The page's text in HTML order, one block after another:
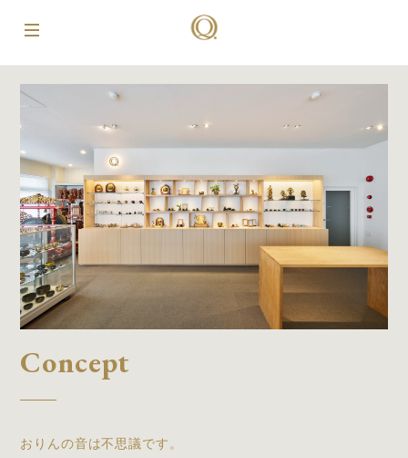
Concept
おりんの音は不思議です。